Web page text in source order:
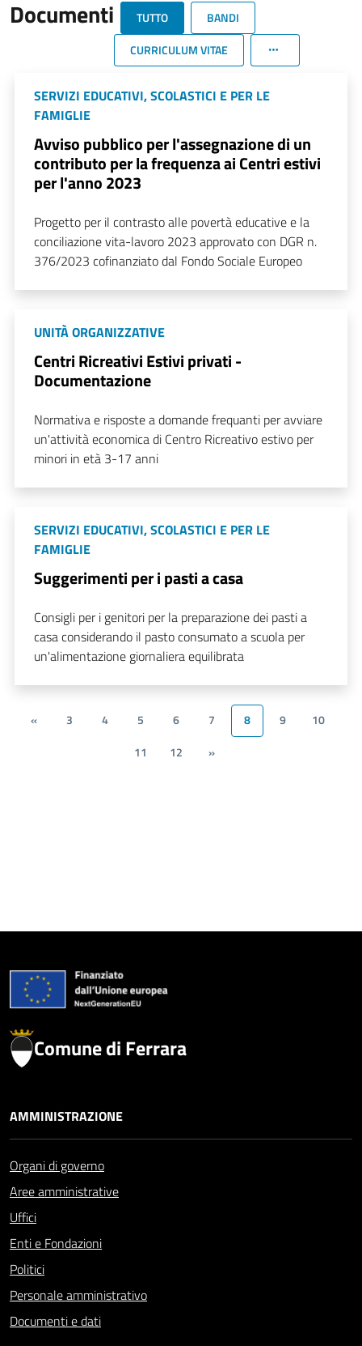
Documenti TUTTO
BANDI
CURRICULUM VITAE
SERVIZI EDUCATIVI, SCOLASTICI E PER LE
FAMIGLIE
Avviso pubblico per l'assegnazione di un
contributo per la frequenza ai Centri estivi
per l'anno 2023
Progetto per il contrasto alle povertà educative e la
conciliazione vita-lavoro 2023 approvato con DGR n.
376/2023 cofinanziato dal Fondo Sociale Europeo
UNITÀ ORGANIZZATIVE
Centri Ricreativi Estivi privati -
Documentazione
Normativa e risposte a domande frequanti per avviare
un'attività economica di Centro Ricreativo estivo per
minori in età 3-17 anni
SERVIZI EDUCATIVI, SCOLASTICI E PER LE
FAMIGLIE
Suggerimenti per i pasti a casa
Consigli per i genitori per la preparazione dei pasti a
casa considerando il pasto consumato a scuola per
un'alimentazione giornaliera equilibrata
« 3 4 5 6 7 8 9
10
11
12 »
Comune di Ferrara
AMMINISTRAZIONE
Organi di governo
Aree amministrative
Uffici
Enti e Fondazioni
Politici
Personale amministrativo
Documenti e dati